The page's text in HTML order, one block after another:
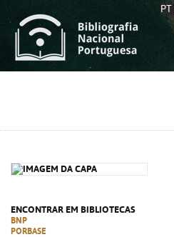
PT
ENCONTRAR EM BIBLIOTECAS
BNP
PORBASE